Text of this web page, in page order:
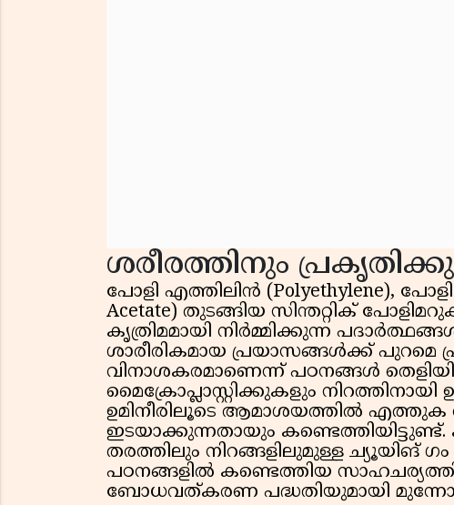
ശരീരത്തിനും
പോളി എത്തിലിൻ (Polyethylene),
Acetate) തുടങ്ങിയ സിന്തറ്റിക്
കൃത്രിമമായി നിർമ്മിക്കുന്ന
ശാരീരികമായ പ്രയാസങ്ങൾക്ക് പുറമെ
വിനാശകരമാണെന്ന് പഠനങ്ങൾ
മൈക്രോപ്ലാസ്റ്റിക്കുകളും
ഉമിനീരിലൂടെ ആമാശയത്തിൽ എത്തുക
ഇടയാക്കുന്നതായും കണ്ടെത്തിയിട്ടുണ്ട്.
തരത്തിലും നിറങ്ങളിലുമുള്ള ച്യൂയിങ്
പഠനങ്ങളിൽ കണ്ടെത്തിയ
ബോധവത്കരണ പദ്ധതിയുമായി